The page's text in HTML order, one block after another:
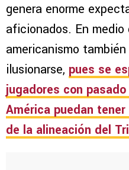
genera enorme
aficionados. En
americanismo
ilusionarse, pues se
jugadores con
América puedan
de la alineación del